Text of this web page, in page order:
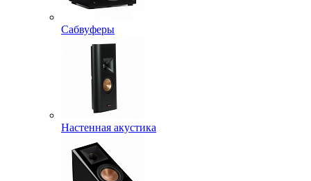
Сабвуферы
Настенная акустика